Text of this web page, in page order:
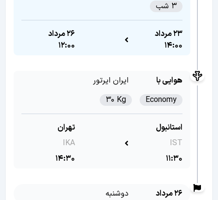
3 شب
23 مرداد
14:00
26 مرداد
12:00
هوایی با
ایران ایرتور
Economy
30 Kg
استانبول
IST
11:30
تهران
IKA
14:30
26 مرداد دوشنبه